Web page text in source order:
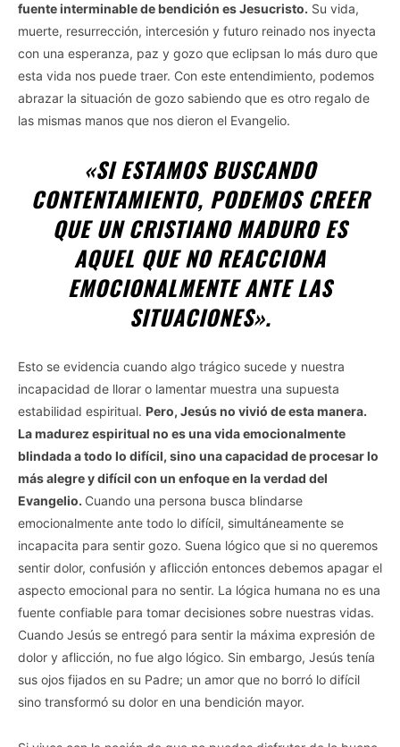
fuente interminable de bendición es Jesucristo. Su vida,
muerte, resurrección, intercesión y futuro reinado nos inyecta
con una esperanza, paz y gozo que eclipsan lo más duro que
esta vida nos puede traer. Con este entendimiento, podemos
abrazar la situación de gozo sabiendo que es otro regalo de
las mismas manos que nos dieron el Evangelio.
«SI ESTAMOS BUSCANDO
CONTENTAMIENTO, PODEMOS CREER
QUE UN CRISTIANO MADURO ES
AQUEL QUE NO REACCIONA
EMOCIONALMENTE ANTE LAS
SITUACIONES».
Esto se evidencia cuando algo trágico sucede y nuestra
incapacidad de llorar o lamentar muestra una supuesta
estabilidad espiritual. Pero, Jesús no vivió de esta manera.
La madurez espiritual no es una vida emocionalmente
blindada a todo lo difícil, sino una capacidad de procesar lo
más alegre y difícil con un enfoque en la verdad del
Evangelio. Cuando una persona busca blindarse
emocionalmente ante todo lo difícil, simultáneamente se
incapacita para sentir gozo. Suena lógico que si no queremos
sentir dolor, confusión y aflicción entonces debemos apagar el
aspecto emocional para no sentir. La lógica humana no es una
fuente confiable para tomar decisiones sobre nuestras vidas.
Cuando Jesús se entregó para sentir la máxima expresión de
dolor y aflicción, no fue algo lógico. Sin embargo, Jesús tenía
sus ojos fijados en su Padre; un amor que no borró lo difícil
sino transformó su dolor en una bendición mayor.